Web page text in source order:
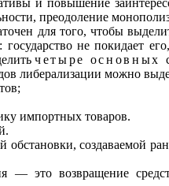
и повышение
преодоление
для того, чтобы
не покидает
четыре основных
либерализации можно
импортных товаров.
создавае­мой
— это возвращение